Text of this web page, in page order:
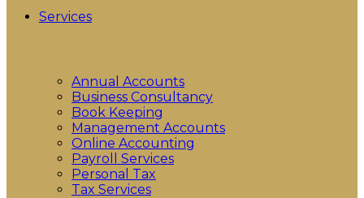
Services
Annual Accounts
Business Consultancy
Book Keeping
Management Accounts
Online Accounting
Payroll Services
Personal Tax
Tax Services